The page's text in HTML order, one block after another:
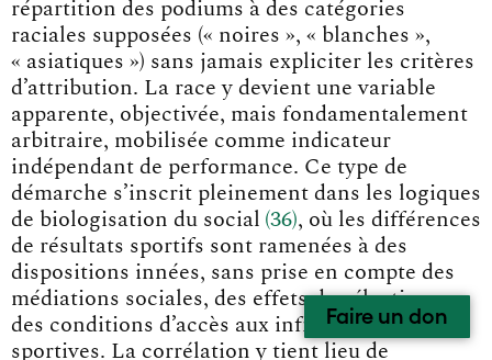
répartition des podiums à des catégories
raciales supposées (« noires », « blanches »,
« asiatiques ») sans jamais expliciter les critères
d’attribution. La race y devient une variable
apparente, objectivée, mais fondamentalement
arbitraire, mobilisée comme indicateur
indépendant de performance. Ce type de
démarche s’inscrit pleinement dans les logiques
de biologisation du social 36 , où les différences
de résultats sportifs sont ramenées à des
dispositions innées, sans prise en compte des
médiations sociales, des effets de sélection ou
des conditions d’accès aux infrastructures
sportives. La corrélation y tient lieu de
Faire un don